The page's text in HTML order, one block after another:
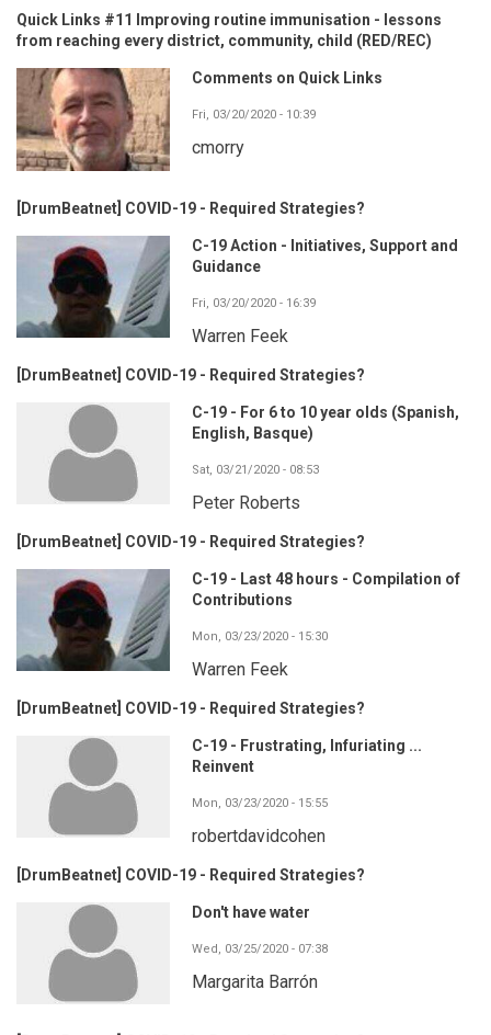
Quick Links #11 Improving routine immunisation - lessons
from reaching every district, community, child (RED/REC)
Comments on Quick Links
Fri, 03/20/2020 - 10:39
cmorry
[DrumBeatnet] COVID-19 - Required Strategies?
C-19 Action - Initiatives, Support and
Guidance
Fri, 03/20/2020 - 16:39
Warren Feek
[DrumBeatnet] COVID-19 - Required Strategies?
C-19 - For 6 to 10 year olds (Spanish,
English, Basque)
Sat, 03/21/2020 - 08:53
Peter Roberts
[DrumBeatnet] COVID-19 - Required Strategies?
C-19 - Last 48 hours - Compilation of
Contributions
Mon, 03/23/2020 - 15:30
Warren Feek
[DrumBeatnet] COVID-19 - Required Strategies?
C-19 - Frustrating, Infuriating ...
Reinvent
Mon, 03/23/2020 - 15:55
robertdavidcohen
[DrumBeatnet] COVID-19 - Required Strategies?
Don't have water
Wed, 03/25/2020 - 07:38
Margarita Barrón